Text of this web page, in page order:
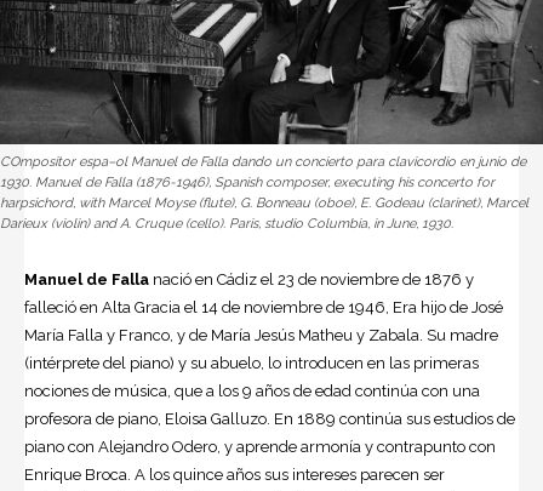
COmpositor espa–ol Manuel de Falla dando un concierto para clavicordio en junio de
1930. Manuel de Falla (1876-1946), Spanish composer, executing his concerto for
harpsichord, with Marcel Moyse (flute), G. Bonneau (oboe), E. Godeau (clarinet), Marcel
Darieux (violin) and A. Cruque (cello). Paris, studio Columbia, in June, 1930.
Manuel de Falla nació en Cádiz el 23 de noviembre de 1876 y
falleció en Alta Gracia el 14 de noviembre de 1946, Era hijo de José
María Falla y Franco, y de María Jesús Matheu y Zabala. Su madre
(intérprete del piano) y su abuelo, lo introducen en las primeras
nociones de música, que a los 9 años de edad continúa con una
profesora de piano, Eloisa Galluzo. En 1889 continúa sus estudios de
piano con Alejandro Odero, y aprende armonía y contrapunto con
Enrique Broca. A los quince años sus intereses parecen ser